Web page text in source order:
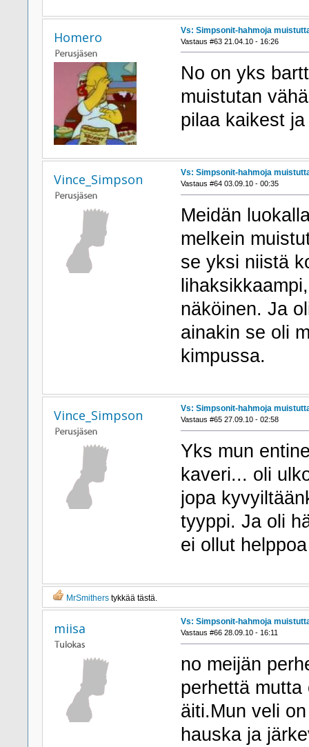
Homero Vs: Simpsonit-hahmoja
Vastaus #63 21.04.10 - 16:26
No on yks
muistutan
pilaa kaikest
Vince_Simpson Vs: Simpsonit-hahmoja
Vastaus #64 03.09.10 - 00:35
Meidän
melkein
se yksi niistä
näköinen. Ja
ainakin se oli
kimpussa.
Vince_Simpson Vs: Simpsonit-hahmoja
Vastaus #65 27.09.10 - 02:58
Yks mun
kaveri... oli
jopa
tyyppi. Ja oli
ei ollut
MrSmitherstykkää tästä.
miisa Vs: Simpsonit-hahmoja
Vastaus #66 28.09.10 - 16:11
no meijän
perhettä
äiti.Mun veli
hauska ja